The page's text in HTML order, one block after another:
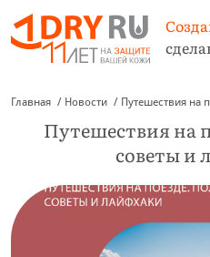
Главная Новости Путешествия на
Путешествия на
советы и